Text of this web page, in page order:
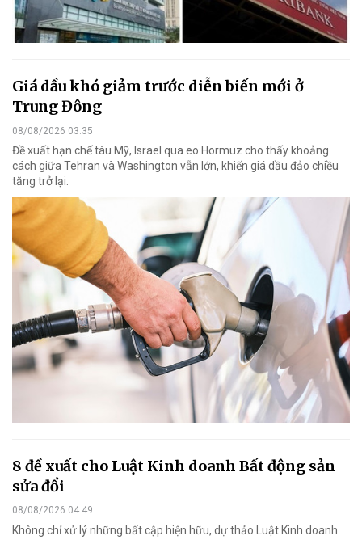
Giá dầu khó giảm trước diễn biến mới ở
Trung Đông
08/08/2026 03:35
Đề xuất hạn chế tàu Mỹ, Israel qua eo Hormuz cho thấy khoảng
cách giữa Tehran và Washington vẫn lớn, khiến giá dầu đảo chiều
tăng trở lại.
8 đề xuất cho Luật Kinh doanh Bất động sản
sửa đổi
08/08/2026 04:49
Không chỉ xử lý những bất cập hiện hữu, dự thảo Luật Kinh doanh